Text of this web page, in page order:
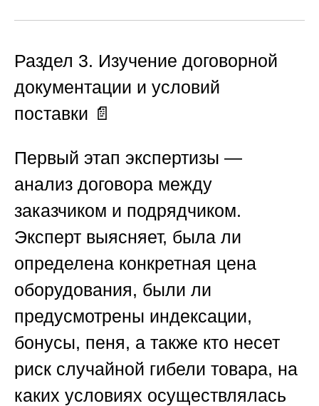
Раздел 3. Изучение договорной
документации и условий
поставки 📄
Первый этап экспертизы —
анализ договора между
заказчиком и подрядчиком.
Эксперт выясняет, была ли
определена конкретная цена
оборудования, были ли
предусмотрены индексации,
бонусы, пеня, а также кто несет
риск случайной гибели товара, на
каких условиях осуществлялась